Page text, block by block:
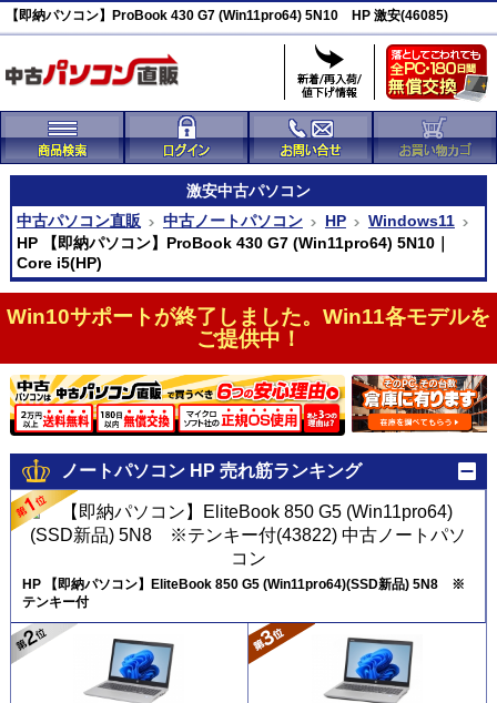
【即納パソコン】ProBook 430 G7 (Win11pro64) 5N10 HP 激安(46085)
激安中古パソコン
中古パソコン直販
中古ノートパソコン HP
Windows11
HP 【即納パソコン】ProBook 430 G7 (Win11pro64) 5N10｜
Core i5(HP)
Win10サポートが終了しました。Win11各モデルを
ご提供中！
ノートパソコン HP 売れ筋ランキング
HP 【即納パソコン】EliteBook 850 G5 (Win11pro64)(SSD新品) 5N8 ※
テンキー付